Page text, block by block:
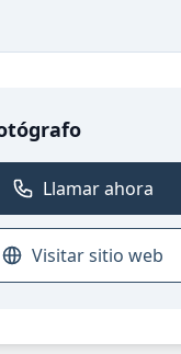
Llamar ahora
Visitar sitio web